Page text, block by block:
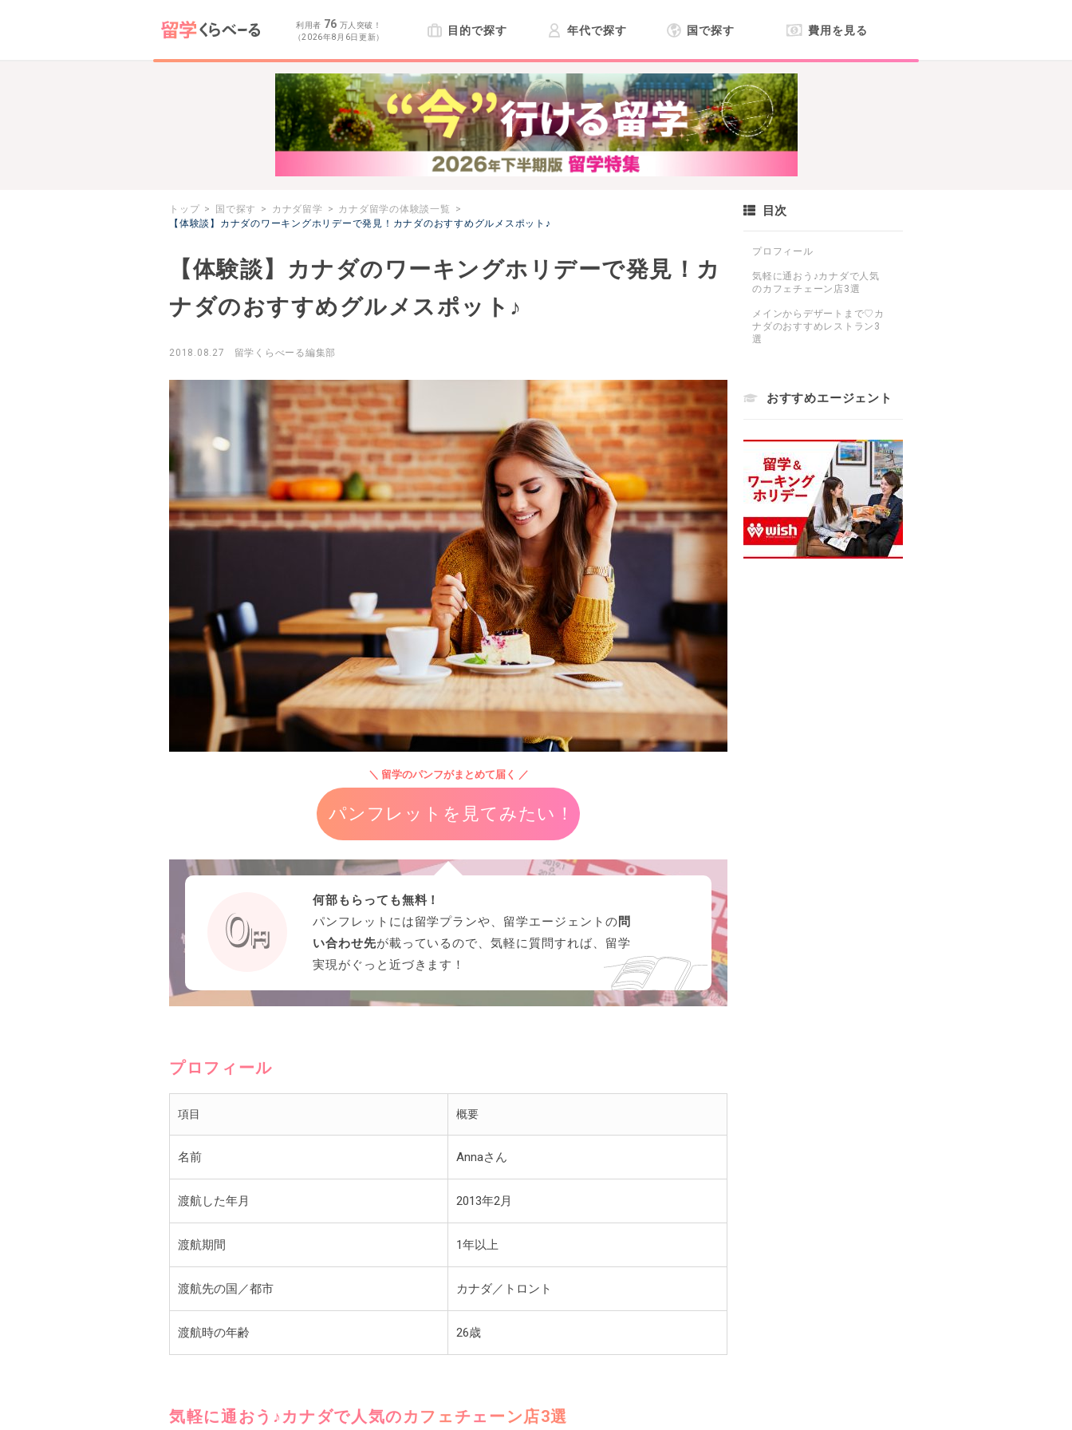
利用者 76 万人突破！
（2026年8月6日更新）
目的で探す 年代で探す 国で探す 費用を見る
トップ 国で探す カナダ留学
カナダ留学の体験談一覧
【体験談】カナダのワーキングホリデーで発見！カナダのおすすめグルメスポット♪
【体験談】カナダのワーキングホリデーで発見！カ
ナダのおすすめグルメスポット♪
2018.08.27 留学くらべーる編集部
＼ 留学のパンフがまとめて届く ／
パンフレットを見てみたい！
何部もらっても無料！
パンフレットには留学プランや、留学エージェントの問
い合わせ先が載っているので、気軽に質問すれば、留学
実現がぐっと近づきます！
プロフィール
項目 概要
名前 Annaさん
渡航した年月 2013年2月
渡航期間 1年以上
渡航先の国／都市 カナダ／トロント
渡航時の年齢 26歳
気軽に通おう♪カナダで人気のカフェチェーン店3選
目次
プロフィール
気軽に通おう♪カナダで人気
のカフェチェーン店3選
メインからデザートまで♡カ
ナダのおすすめレストラン3
選
おすすめエージェント